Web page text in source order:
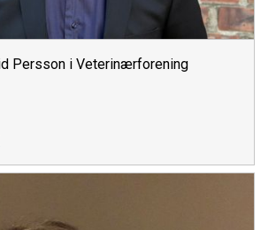
Persson i Veterinærforening